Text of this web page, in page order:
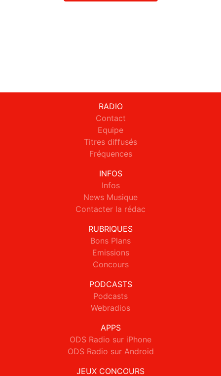
RADIO
Contact
Equipe
Titres diffusés
Fréquences
INFOS
Infos
News Musique
Contacter la rédac
RUBRIQUES
Bons Plans
Emissions
Concours
PODCASTS
Podcasts
Webradios
APPS
ODS Radio sur iPhone
ODS Radio sur Android
JEUX CONCOURS